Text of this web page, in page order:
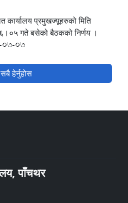
कार्यालय प्रमुखज्यूहरुको मिति
गते बसेको बैठकको निर्णय ।
07
सबै हेर्नुहोस
पाँचथर